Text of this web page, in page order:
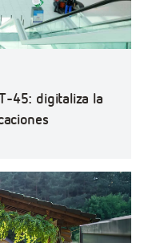
45: digitaliza la